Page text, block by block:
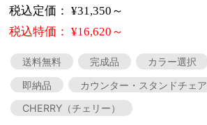
税込定価： ¥31,350～
税込特価： ¥16,620～
送料無料 完成品 カラー選択
即納品
カウンター・スタンドチェア
CHERRY（チェリー）